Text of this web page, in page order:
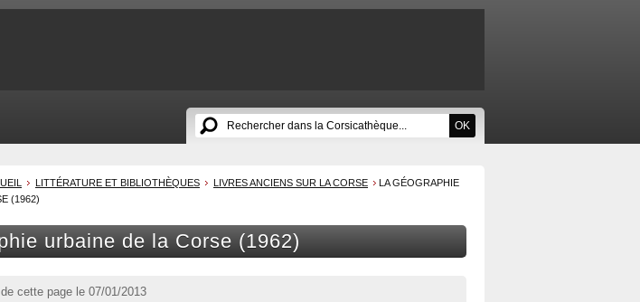
LITTÉRATURE ET BIBLIOTHÈQUES LIVRES ANCIENS SUR LA CORSE
LA GÉOGRAPHIE
(1962)
urbaine de la Corse (1962)
cette page le 07/01/2013